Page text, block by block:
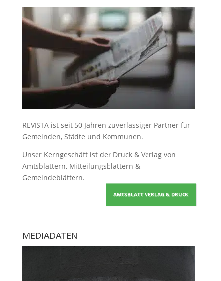
REVISTA ist seit 50 Jahren zuverlässiger Partner für
Gemeinden, Städte und Kommunen.
Unser Kerngeschäft ist der Druck & Verlag von
Amtsblättern, Mitteilungsblättern &
Gemeindeblättern.
AMTSBLATT VERLAG & DRUCK
MEDIADATEN